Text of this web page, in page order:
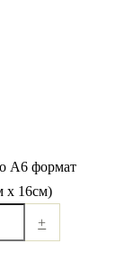
А6 формат
х 16см)
+